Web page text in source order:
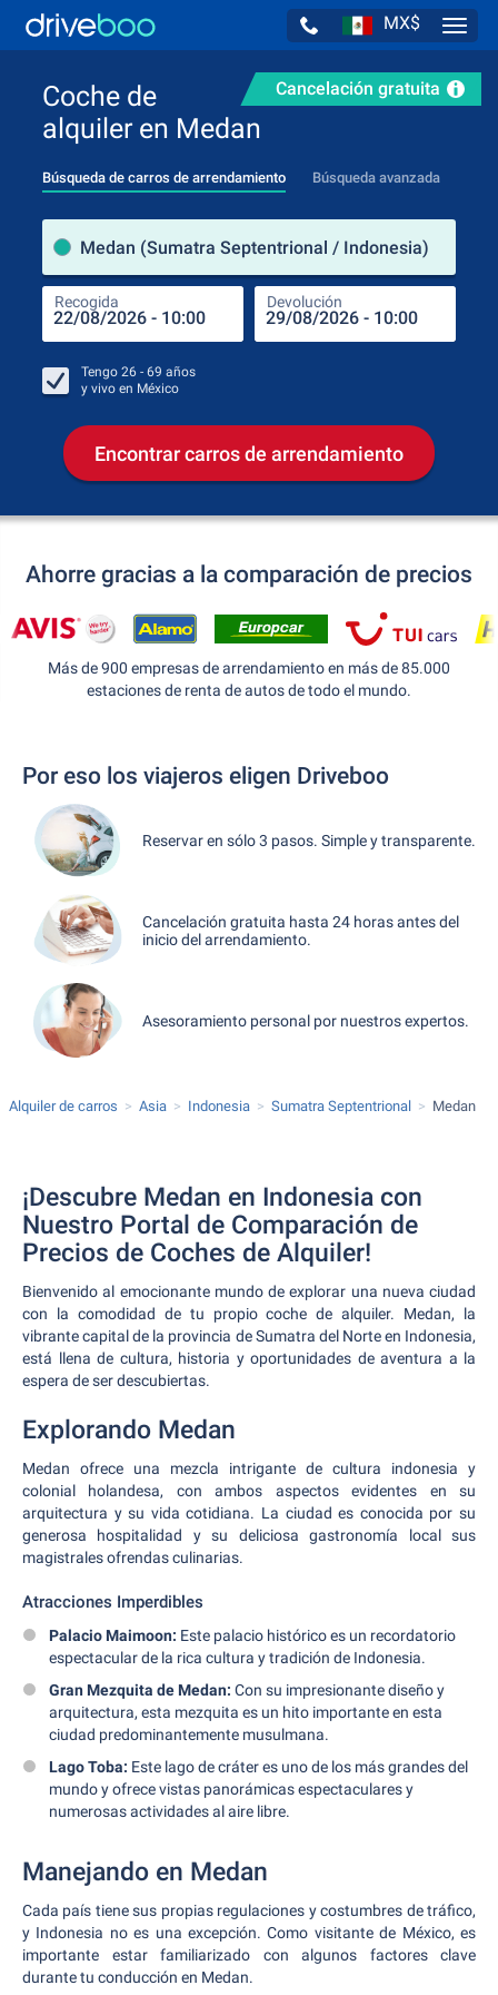
MX$
Cancelación gratuita
Coche de
alquiler en Medan
Búsqueda de carros de arrendamiento Búsqueda avanzada
Medan (Sumatra Septentrional / Indonesia)
Recogida Devolución
Tengo 26 - 69 años
y vivo en México
Encontrar carros de arrendamiento
Ahorre gracias a la comparación de precios
Más de 900 empresas de arrendamiento en más de 85.000
estaciones de renta de autos de todo el mundo.
Por eso los viajeros eligen Driveboo
Reservar en sólo 3 pasos. Simple y transparente.
Cancelación gratuita hasta 24 horas antes del
inicio del arrendamiento.
Asesoramiento personal por nuestros expertos.
Alquiler de carros Asia Indonesia Sumatra Septentrional Medan
¡Descubre Medan en Indonesia con
Nuestro Portal de Comparación de
Precios de Coches de Alquiler!
Bienvenido al emocionante mundo de explorar una nueva ciudad
con la comodidad de tu propio coche de alquiler. Medan, la
vibrante capital de la provincia de Sumatra del Norte en Indonesia,
está llena de cultura, historia y oportunidades de aventura a la
espera de ser descubiertas.
Explorando Medan
Medan ofrece una mezcla intrigante de cultura indonesia y
colonial holandesa, con ambos aspectos evidentes en su
arquitectura y su vida cotidiana. La ciudad es conocida por su
generosa hospitalidad y su deliciosa gastronomía local sus
magistrales ofrendas culinarias.
Atracciones Imperdibles
Palacio Maimoon: Este palacio histórico es un recordatorio
espectacular de la rica cultura y tradición de Indonesia.
Gran Mezquita de Medan: Con su impresionante diseño y
arquitectura, esta mezquita es un hito importante en esta
ciudad predominantemente musulmana.
Lago Toba: Este lago de cráter es uno de los más grandes del
mundo y ofrece vistas panorámicas espectaculares y
numerosas actividades al aire libre.
Manejando en Medan
Cada país tiene sus propias regulaciones y costumbres de tráfico,
y Indonesia no es una excepción. Como visitante de México, es
importante estar familiarizado con algunos factores clave
durante tu conducción en Medan.